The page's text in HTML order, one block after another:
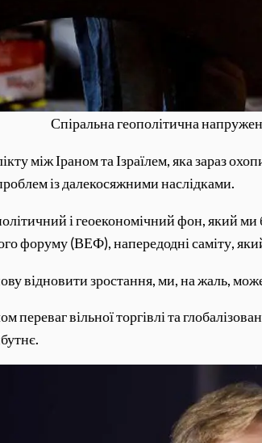
Спіральна геополітична
між Іраном та Ізраїлем, яка зараз
із далекосяжними наслідками.
і геоекономічний фон, який ми
форуму (ВЕФ), напередодні саміту,
відновити зростання, ми, на жаль,
переваг вільної торгівлі та